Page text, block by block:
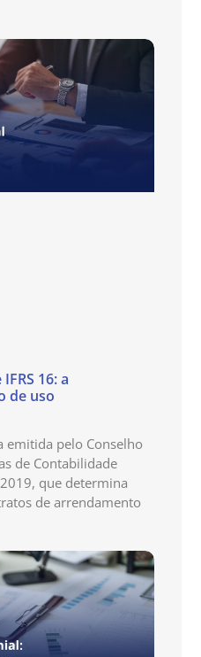
16: a
de uso
emitida pelo Conselho
de Contabilidade
que determina
de arrendamento